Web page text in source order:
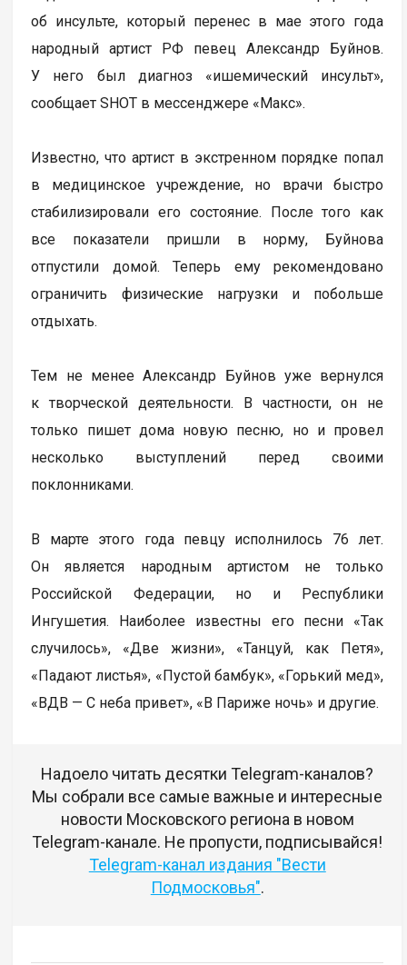
об инсульте, который перенес в мае этого года
народный артист РФ певец Александр Буйнов.
У него был диагноз «ишемический инсульт»,
сообщает SHOT в мессенджере «Макс».
Известно, что артист в экстренном порядке попал
в медицинское учреждение, но врачи быстро
стабилизировали его состояние. После того как
все показатели пришли в норму, Буйнова
отпустили домой. Теперь ему рекомендовано
ограничить физические нагрузки и побольше
отдыхать.
Тем не менее Александр Буйнов уже вернулся
к творческой деятельности. В частности, он не
только пишет дома новую песню, но и провел
несколько выступлений перед своими
поклонниками.
В марте этого года певцу исполнилось 76 лет.
Он является народным артистом не только
Российской Федерации, но и Республики
Ингушетия. Наиболее известны его песни «Так
случилось», «Две жизни», «Танцуй, как Петя»,
«Падают листья», «Пустой бамбук», «Горький мед»,
«ВДВ — С неба привет», «В Париже ночь» и другие.
Надоело читать десятки Telegram-каналов?
Мы собрали все самые важные и интересные
новости Московского региона в новом
Telegram-канале. Не пропусти, подписывайся!
Telegram-канал издания "Вести
Подмосковья".